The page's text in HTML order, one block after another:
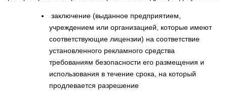
заключение (выданное предприятием,
учреждением или организацией, которые имеют
соответствующие лицензии) на соответствие
установленного рекламного средства
требованиям безопасности его размещения и
использования в течение срока, на который
продлевается разрешение